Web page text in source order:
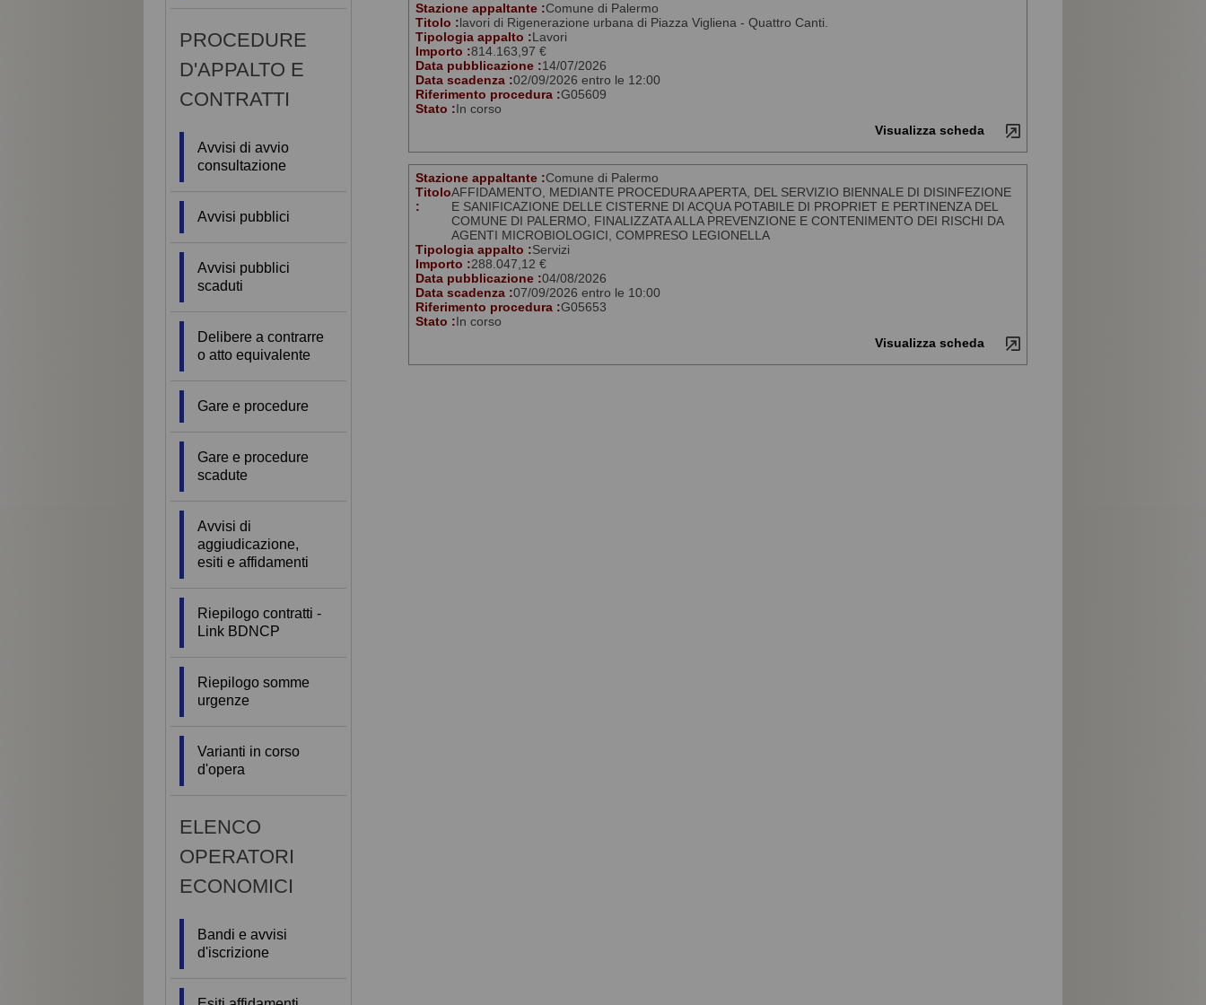
PROCEDURE
D'APPALTO E
CONTRATTI
Avvisi di avvio
consultazione
Avvisi pubblici
Avvisi pubblici
scaduti
Delibere a contrarre
o atto equivalente
Gare e procedure
Gare e procedure
scadute
Avvisi di
aggiudicazione,
esiti e affidamenti
Riepilogo contratti -
Link BDNCP
Riepilogo somme
urgenze
Varianti in corso
d'opera
ELENCO
OPERATORI
ECONOMICI
Bandi e avvisi
d'iscrizione
Stazione appaltante :Comune di Palermo
Titolo : lavori di Rigenerazione urbana di Piazza Vigliena - Quattro Canti.
Tipologia appalto : Lavori
Importo :814.163,97 €
Data pubblicazione :14/07/2026
Data scadenza :02/09/2026 entro le 12:00
Riferimento procedura :G05609
Stato : In corso
Visualizza scheda
Stazione appaltante :Comune di Palermo
Titolo
:
AFFIDAMENTO, MEDIANTE PROCEDURA APERTA, DEL SERVIZIO BIENNALE DI DISINFEZIONE
E SANIFICAZIONE DELLE CISTERNE DI ACQUA POTABILE DI PROPRIET E PERTINENZA DEL
COMUNE DI PALERMO, FINALIZZATA ALLA PREVENZIONE E CONTENIMENTO DEI RISCHI DA
AGENTI MICROBIOLOGICI, COMPRESO LEGIONELLA
Tipologia appalto :Servizi
Importo :288.047,12 €
Data pubblicazione :04/08/2026
Data scadenza :07/09/2026 entro le 10:00
Riferimento procedura :G05653
Stato : In corso
Visualizza scheda